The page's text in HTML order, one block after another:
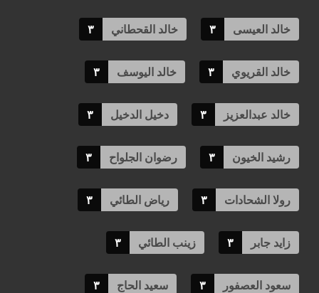
خالد العيسى ٣ خالد القحطاني ٣
خالد القريوي ٣ خالد اليوسف ٣
خالد عبدالعزيز ٣ دخيل الدخيل ٣
رشيد الخيون ٣ رضوان الجلواح ٣
رولا الشحادات ٣ رياض الطائي ٣
زايد جابر ٣ زينب الطائي ٣
سعود العصفور ٣ سعيد الحاج ٣